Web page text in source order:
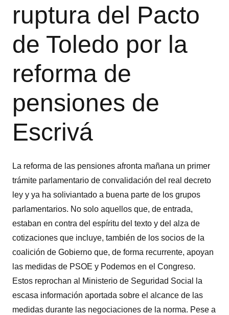
ruptura del Pacto
de Toledo por la
reforma de
pensiones de
Escrivá
La reforma de las pensiones afronta mañana un primer
trámite parlamentario de convalidación del real decreto
ley y ya ha soliviantado a buena parte de los grupos
parlamentarios. No solo aquellos que, de entrada,
estaban en contra del espíritu del texto y del alza de
cotizaciones que incluye, también de los socios de la
coalición de Gobierno que, de forma recurrente, apoyan
las medidas de PSOE y Podemos en el Congreso.
Estos reprochan al Ministerio de Seguridad Social la
escasa información aportada sobre el alcance de las
medidas durante las negociaciones de la norma. Pese a